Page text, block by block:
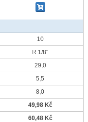
10
R 1/8"
29,0
5,5
8,0
49,98 Kč
60,48 Kč